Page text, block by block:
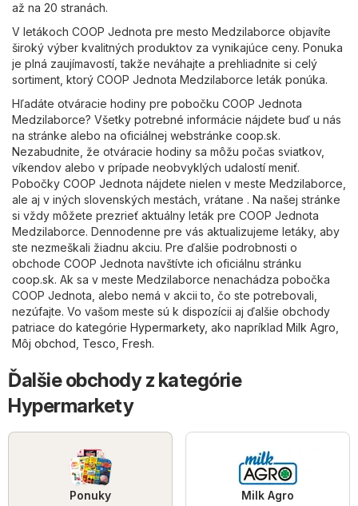
až na 20 stranách.
V letákoch COOP Jednota pre mesto Medzilaborce objavíte
široký výber kvalitných produktov za vynikajúce ceny. Ponuka
je plná zaujímavostí, takže neváhajte a prehliadnite si celý
sortiment, ktorý COOP Jednota Medzilaborce leták ponúka.
Hľadáte otváracie hodiny pre pobočku COOP Jednota
Medzilaborce? Všetky potrebné informácie nájdete buď u nás
na stránke alebo na oficiálnej webstránke coop.sk.
Nezabudnite, že otváracie hodiny sa môžu počas sviatkov,
víkendov alebo v prípade neobvyklých udalostí meniť.
Pobočky COOP Jednota nájdete nielen v meste Medzilaborce,
ale aj v iných slovenských mestách, vrátane . Na našej stránke
si vždy môžete prezrieť aktuálny leták pre COOP Jednota
Medzilaborce. Dennodenne pre vás aktualizujeme letáky, aby
ste nezmeškali žiadnu akciu. Pre ďalšie podrobnosti o
obchode COOP Jednota navštívte ich oficiálnu stránku
coop.sk. Ak sa v meste Medzilaborce nenachádza pobočka
COOP Jednota, alebo nemá v akcii to, čo ste potrebovali,
nezúfajte. Vo vašom meste sú k dispozícii aj ďalšie obchody
patriace do kategórie Hypermarkety, ako napríklad Milk Agro,
Môj obchod, Tesco, Fresh.
Ďalšie obchody z kategórie
Hypermarkety
Ponuky Milk Agro